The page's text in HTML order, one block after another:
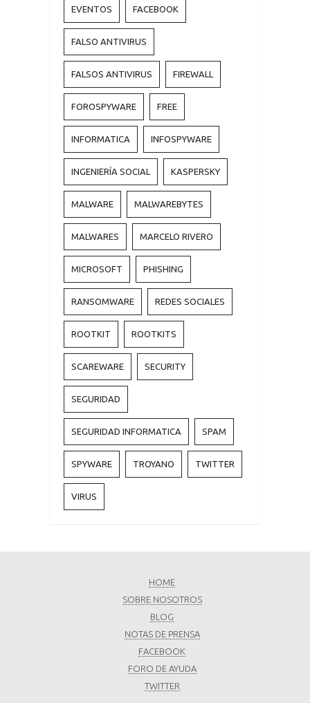
EVENTOS FACEBOOK
FALSO ANTIVIRUS
FALSOS ANTIVIRUS FIREWALL
FOROSPYWARE FREE
INFORMATICA INFOSPYWARE
INGENIERÍA SOCIAL KASPERSKY
MALWARE MALWAREBYTES
MALWARES MARCELO RIVERO
MICROSOFT PHISHING
RANSOMWARE REDES SOCIALES
ROOTKIT ROOTKITS
SCAREWARE SECURITY
SEGURIDAD
SEGURIDAD INFORMATICA SPAM
SPYWARE TROYANO TWITTER
VIRUS
HOME
SOBRE NOSOTROS
BLOG
NOTAS DE PRENSA
FACEBOOK
FORO DE AYUDA
TWITTER